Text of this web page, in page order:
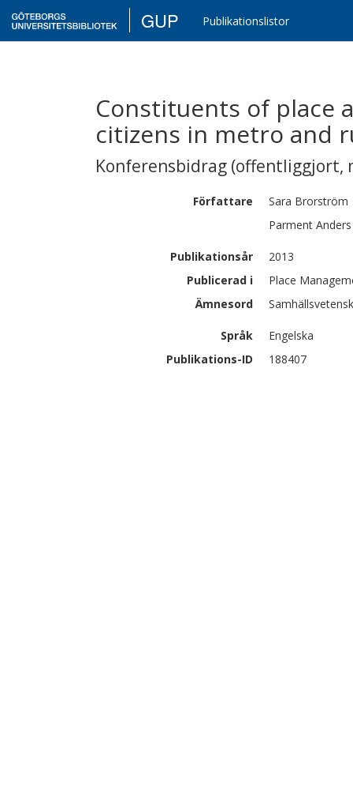
GUP Publikationslistor
Constituents of place
citizens in metro and
Konferensbidrag (offentliggjort,
Författare Sara Brorström
Parment Anders
Publikationsår
2013
Publicerad i
Place
Ämnesord
Språk
Engelska
Publikations-ID
188407